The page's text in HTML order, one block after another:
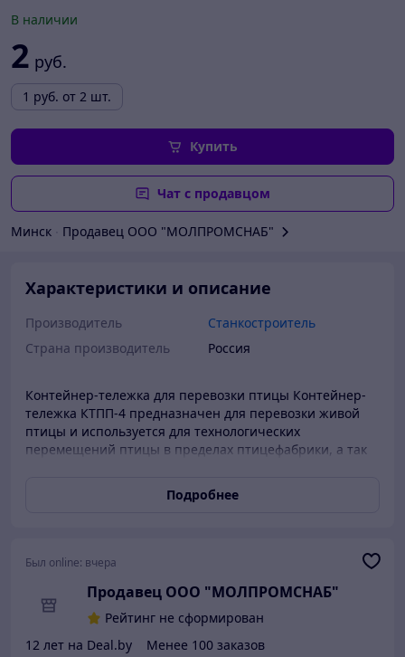
В наличии
2 руб.
1 руб. от 2 шт.
Купить
Чат с продавцом
Минск Продавец ООО "МОЛПРОМСНАБ"
Характеристики и описание
Производитель
Станкостроитель
Страна производитель
Россия
Контейнер-тележка для перевозки птицы Контейнер-
тележка КТПП-4 предназначен для перевозки живой
птицы и используется для технологических
перемещений птицы в пределах птицефабрики, а так
автотранспорте. Технические данные: Наименование
Значение Количество ярусов 4 яруса Вместимость 1-го
ширина (мм) 680 длина (мм) 1120 Масса контейнера (кг)
желанию заказчика контейнер может комплектоваться
опорными колесами диаметром от 150 до 250 мм.
Подробнее
Был online: вчера
Продавец ООО "МОЛПРОМСНАБ"
Рейтинг не сформирован
12 лет на Deal.by
Менее 100 заказов